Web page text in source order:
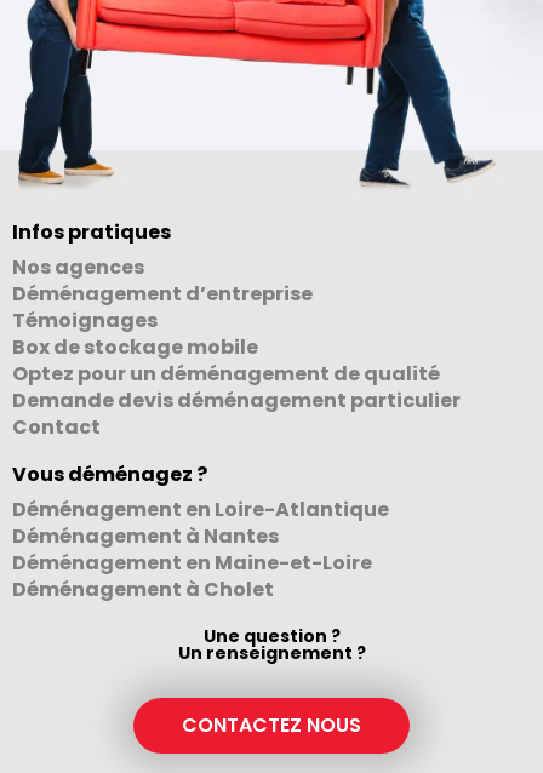
Infos pratiques
Nos agences
Déménagement d’entreprise
Témoignages
Box de stockage mobile
Optez pour un déménagement de qualité
Demande devis déménagement particulier
Contact
Vous déménagez ?
Déménagement en Loire-Atlantique
Déménagement à Nantes
Déménagement en Maine-et-Loire
Déménagement à Cholet
Une question ?
Un renseignement ?
CONTACTEZ NOUS